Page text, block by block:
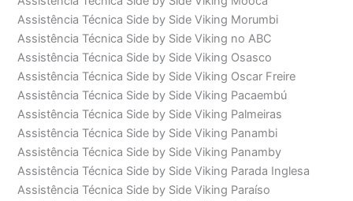
Assistência Técnica Side by Side Viking Morumbi
Assistência Técnica Side by Side Viking no ABC
Assistência Técnica Side by Side Viking Osasco
Assistência Técnica Side by Side Viking Oscar Freire
Assistência Técnica Side by Side Viking Pacaembú
Assistência Técnica Side by Side Viking Palmeiras
Assistência Técnica Side by Side Viking Panambi
Assistência Técnica Side by Side Viking Panamby
Assistência Técnica Side by Side Viking Parada Inglesa
Assistência Técnica Side by Side Viking Paraíso